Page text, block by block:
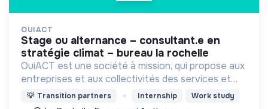
OUIACT
stage ou alternance – consultant.e en
stratégie climat – bureau la rochelle
OuiACT est une société à mission, qui propose aux
entreprises et aux collectivités des services et
des outils de réflexion de haut niveau pour
orienter l’action vers un monde bas-carbone.
💡 Transition partners Internship Work study